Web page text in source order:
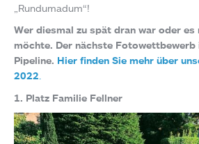
„Rundumadum“!
Wer diesmal zu spät dran war oder es
möchte. Der nächste
Pipeline. Hier finden Sie mehr über
2022
1. Platz Familie Fellner